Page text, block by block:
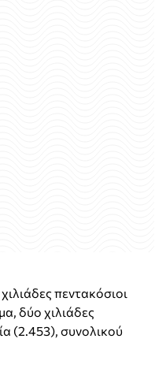
πεντακόσιοι
δύο χιλιάδες
(2.453), συνολικού